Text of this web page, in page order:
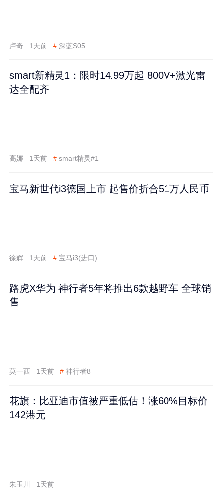
卢奇 1天前 # 深蓝S05
smart新精灵1：限时14.99万起 800V+激光雷
达全配齐
高娜 1天前 # smart精灵#1
宝马新世代i3德国上市 起售价折合51万人民币
徐辉 1天前 # 宝马i3(进口)
路虎X华为 神行者5年将推出6款越野车 全球销
售
莫一西 1天前 # 神行者8
花旗：比亚迪市值被严重低估！涨60%目标价
142港元
朱玉川 1天前